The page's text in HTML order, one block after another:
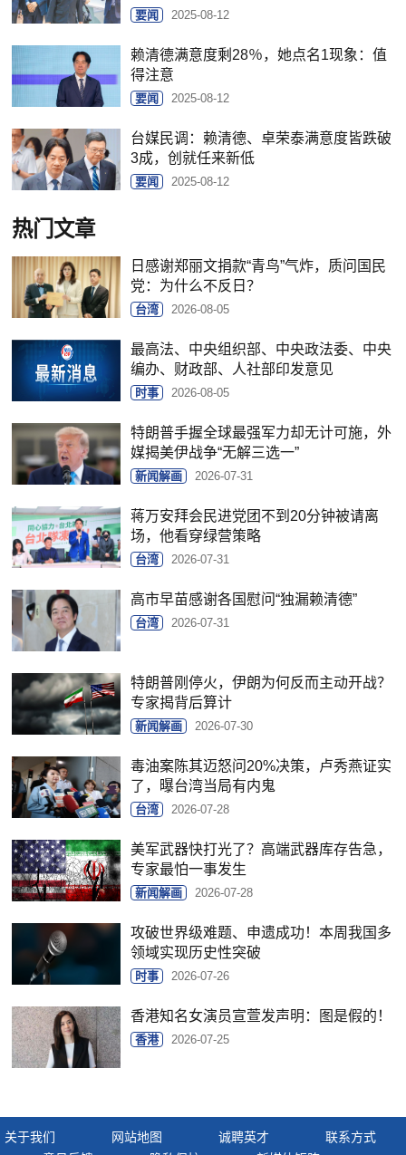
要闻 2025-08-12
赖清德满意度剩28％，她点名1现象：值
得注意
要闻 2025-08-12
台媒民调：赖清德、卓荣泰满意度皆跌破
3成，创就任来新低
要闻 2025-08-12
热门文章
日感谢郑丽文捐款“青鸟”气炸，质问国民
党：为什么不反日？
台湾 2026-08-05
最高法、中央组织部、中央政法委、中央
编办、财政部、人社部印发意见
时事 2026-08-05
特朗普手握全球最强军力却无计可施，外
媒揭美伊战争“无解三选一”
新闻解画 2026-07-31
蒋万安拜会民进党团不到20分钟被请离
场，他看穿绿营策略
台湾 2026-07-31
高市早苗感谢各国慰问“独漏赖清德”
台湾 2026-07-31
特朗普刚停火，伊朗为何反而主动开战？
专家揭背后算计
新闻解画 2026-07-30
毒油案陈其迈怒问20%决策，卢秀燕证实
了，曝台湾当局有内鬼
台湾 2026-07-28
美军武器快打光了？高端武器库存告急，
专家最怕一事发生
新闻解画 2026-07-28
攻破世界级难题、申遗成功！本周我国多
领域实现历史性突破
时事 2026-07-26
香港知名女演员宣萱发声明：图是假的！
香港 2026-07-25
关于我们 网站地图 诚聘英才
联系方式